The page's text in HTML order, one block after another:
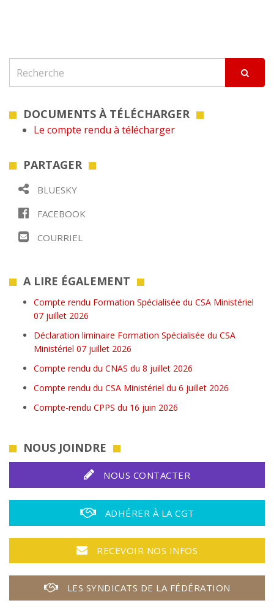
DOCUMENTS À TÉLÉCHARGER
Le compte rendu à télécharger
PARTAGER
BLUESKY
FACEBOOK
COURRIEL
A LIRE ÉGALEMENT
Compte rendu Formation Spécialisée du CSA Ministériel
07 juillet 2026
Déclaration liminaire Formation Spécialisée du CSA
Ministériel 07 juillet 2026
Compte rendu du CNAS du 8 juillet 2026
Compte rendu du CSA Ministériel du 6 juillet 2026
Compte-rendu CPPS du 16 juin 2026
NOUS JOINDRE
NOUS CONTACTER
ADHÉRER À LA CGT
RECEVOIR NOS INFOS
LES SYNDICATS DE LA FÉDÉRATION